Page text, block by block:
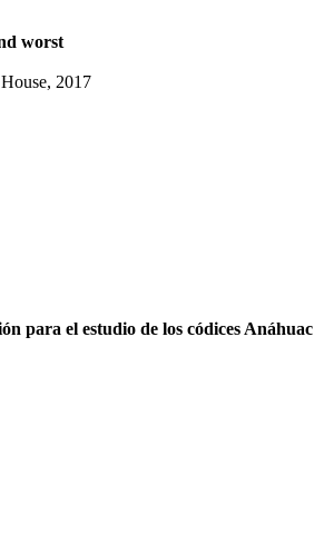
worst
2017
para el estudio de los códices Anáhuac